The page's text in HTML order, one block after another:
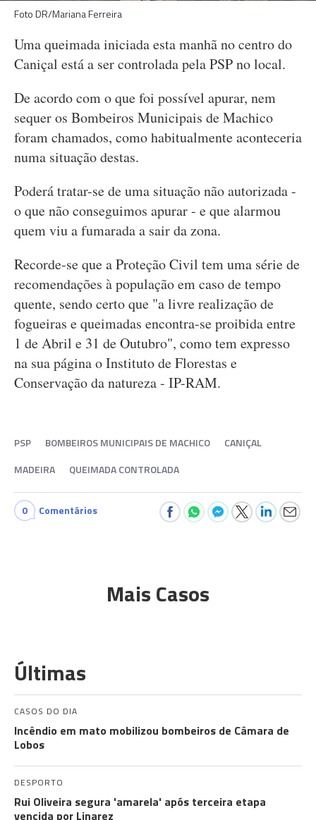
Foto DR/Mariana Ferreira
Uma queimada iniciada esta manhã no centro do
Caniçal está a ser controlada pela PSP no local.
De acordo com o que foi possível apurar, nem
sequer os Bombeiros Municipais de Machico
foram chamados, como habitualmente aconteceria
numa situação destas.
Poderá tratar-se de uma situação não autorizada -
o que não conseguimos apurar - e que alarmou
quem viu a fumarada a sair da zona.
Recorde-se que a Proteção Civil tem uma série de
recomendações à população em caso de tempo
quente, sendo certo que "a livre realização de
fogueiras e queimadas encontra-se proibida entre
1 de Abril e 31 de Outubro", como tem expresso
na sua página o Instituto de Florestas e
Conservação da natureza - IP-RAM.
PSP BOMBEIROS MUNICIPAIS DE MACHICO
CANIÇAL
MADEIRA
QUEIMADA CONTROLADA
0 Comentários
Mais Casos
Últimas
CASOS DO DIA
Incêndio em mato mobilizou bombeiros de Câmara de
Lobos
DESPORTO
Rui Oliveira segura 'amarela' após terceira etapa
vencida por Linarez